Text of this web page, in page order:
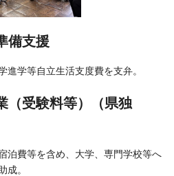
備支援
進学等自立生活支度費を支弁。
（受験料等）（県独
泊費等を含め、大学、専門学校等へ
成。